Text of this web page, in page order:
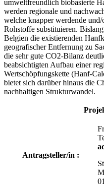
umweltfreundlich biobasierte
werden regionale und
welche knapper werdende
Rohstoffe substituieren.
Belgien die existierenden
geografischer Entfernung zu
die sehr gute CO2-Bilanz
beabsichtigten Aufbau einer
Wertschöpfungskette (Hanf-
bietet sich darüber hinaus die
nachhaltigen Strukturwandel.
Antragsteller/in :